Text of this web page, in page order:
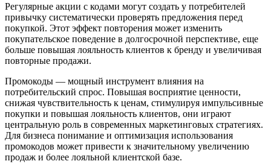
Регулярные акции с кодами могут создать у потребителей
привычку систематически проверять предложения перед
покупкой. Этот эффект повторения может изменить
покупательское поведение в долгосрочной перспективе, еще
больше повышая лояльность клиентов к бренду и увеличивая
повторные продажи.
Промокоды — мощный инструмент влияния на
потребительский спрос. Повышая восприятие ценности,
снижая чувствительность к ценам, стимулируя импульсивные
покупки и повышая лояльность клиентов, они играют
центральную роль в современных маркетинговых стратегиях.
Для бизнеса понимание и оптимизация использования
промокодов может привести к значительному увеличению
продаж и более лояльной клиентской базе.